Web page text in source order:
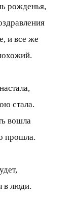
рожденья,
и все же
стала.
вошла
прошла.
в люди.